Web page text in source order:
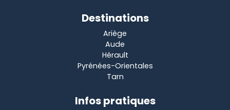
Destinations
Ariège
Aude
Hérault
Pyrénées-Orientales
Tarn
Infos pratiques